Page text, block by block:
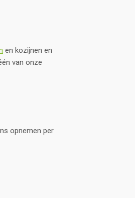
en kozijnen en
van onze
opnemen per